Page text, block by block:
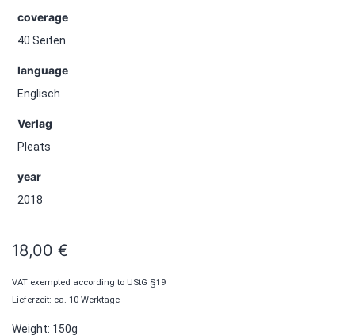
coverage
40 Seiten
language
Englisch
Verlag
Pleats
year
2018
18,00 €
VAT exempted according to UStG §19
Lieferzeit: ca. 10 Werktage
Weight: 150g